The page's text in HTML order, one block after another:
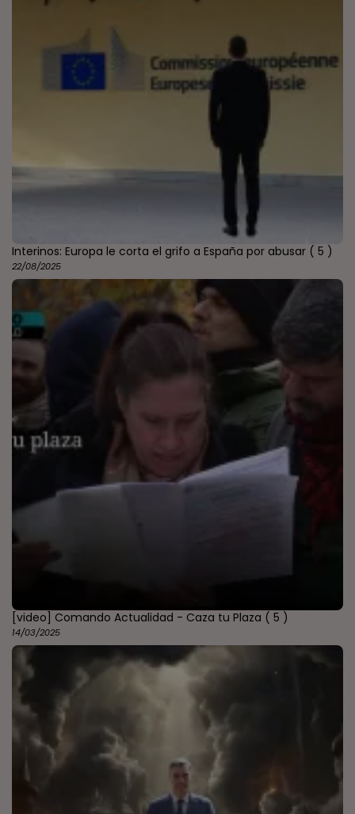
Interinos: Europa le corta el grifo a España por abusar ( 5 )
22/08/2025
[video] Comando Actualidad - Caza tu Plaza ( 5 )
14/03/2025